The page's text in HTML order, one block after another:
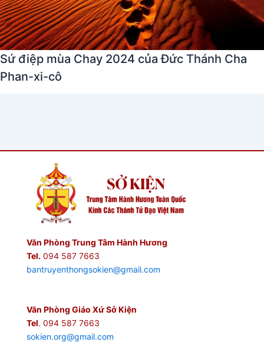
Sứ điệp mùa Chay 2024 của Đức Thánh Cha
Phan-xi-cô
Văn Phòng Trung Tâm Hành Hương
Tel. 094 587 7663
bantruyenthongsokien@gmail.com
Văn Phòng Giáo Xứ Sở Kiện
Tel. 094 587 7663
sokien.org@gmail.com